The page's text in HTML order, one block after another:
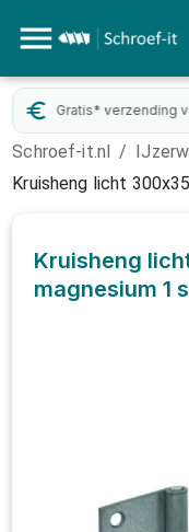
Gratis* verzending
Schroef-it.nl /
Kruisheng licht
Kruisheng
magnesium 1